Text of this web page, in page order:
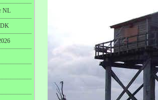
NL
DK